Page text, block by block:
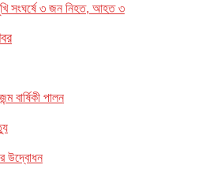
সংঘর্ষে ৩ জন নিহত, আহত ৩
বার্ষিকী পালন
উদ্বোধন